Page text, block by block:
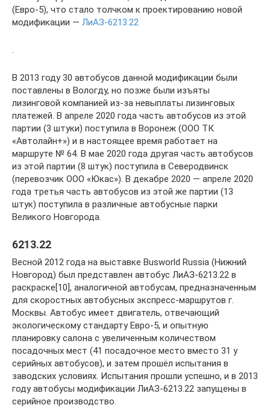
(Евро-5), что стало толчком к проектированию новой
модификации — ЛиАЗ-6213.22
.
В 2013 году 30 автобусов данной модификации были
поставлены в Вологду, но позже были изъяты
лизинговой компанией из-за невыплаты лизинговых
платежей. В апреле 2020 года часть автобусов из этой
партии (3 штуки) поступила в Воронеж (ООО ТК
«Автолайн+») и в настоящее время работает на
маршруте № 64. В мае 2020 года другая часть автобусов
из этой партии (8 штук) поступила в Северодвинск
(перевозчик ООО «Юкас»). В декабре 2020 — апреле 2020
года третья часть автобусов из этой же партии (13
штук) поступила в различные автобусные парки
Великого Новгорода.
6213.22
Весной 2012 года на выставке Busworld Russia (Нижний
Новгород) был представлен автобус ЛиАЗ-6213.22 в
раскраске[10], аналогичной автобусам, предназначенным
для скоростных автобусных экспресс-маршрутов г.
Москвы. Автобус имеет двигатель, отвечающий
экологическому стандарту Евро-5, и опытную
планировку салона с увеличенным количеством
посадочных мест (41 посадочное место вместо 31 у
серийных автобусов), и затем прошёл испытания в
заводских условиях. Испытания прошли успешно, и в 2013
году автобусы модификации ЛиАЗ-6213.22 запущены в
серийное производство.